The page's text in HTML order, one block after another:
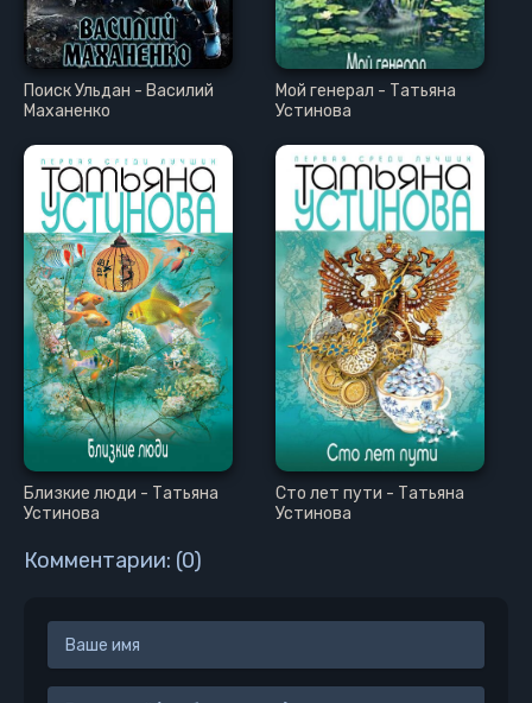
Поиск Ульдан - Василий
Маханенко
Мой генерал - Татьяна
Устинова
Близкие люди - Татьяна
Устинова
Сто лет пути - Татьяна
Устинова
Комментарии: (0)